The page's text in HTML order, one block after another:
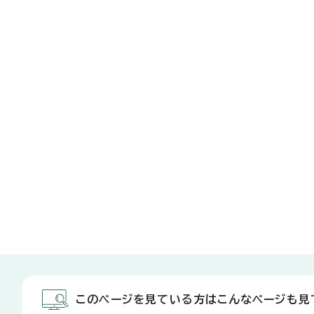
このページを見ている方はこんなページも見